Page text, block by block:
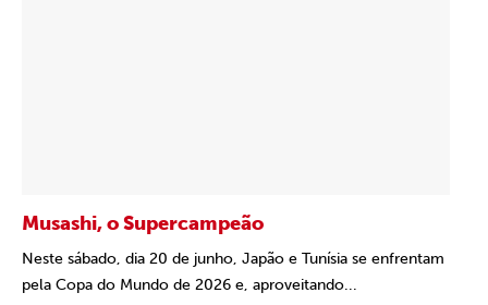
Musashi, o Supercampeão
Neste sábado, dia 20 de junho, Japão e Tunísia se enfrentam
pela Copa do Mundo de 2026 e, aproveitando...